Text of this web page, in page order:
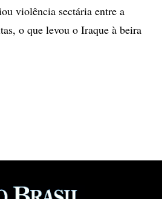
violência sectária entre a
o que levou o Iraque à beira